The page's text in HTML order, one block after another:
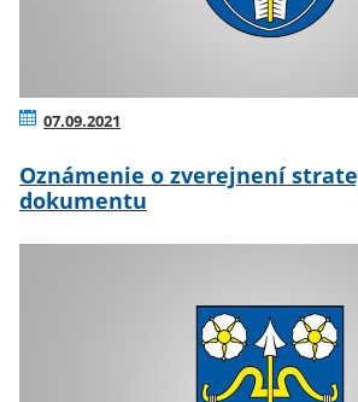
07.09.2021
Oznámenie o zverejnení
dokumentu